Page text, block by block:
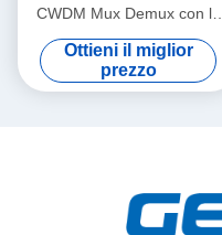
CWDM Mux Demux con la
porta di aggiornamento
Ottieni il miglior
prezzo